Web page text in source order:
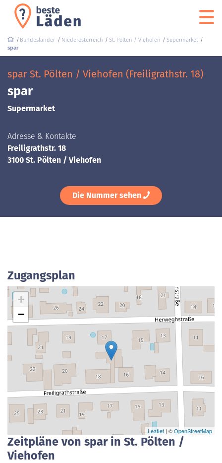
Bundesländer Niederösterreich St. Pölten / Viehofen
Supermarket
spar
spar St. Pölten / Viehofen (Freiligrathstr. 18)
spar
Supermarket
Adresse & Kontakte
Freiligrathstr. 18
3100 St. Pölten / Viehofen
Die Nummer sehen
Zugangsplan
+
−
Leaflet | ©OpenStreetMap
Zeitpläne von spar in St. Pölten /
Viehofen